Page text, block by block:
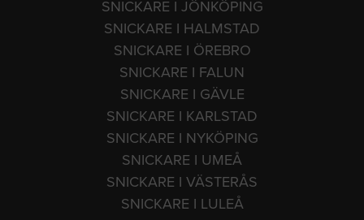
SNICKARE I JÖNKÖPING
SNICKARE I HALMSTAD
SNICKARE I ÖREBRO
SNICKARE I FALUN
SNICKARE I GÄVLE
SNICKARE I KARLSTAD
SNICKARE I NYKÖPING
SNICKARE I UMEÅ
SNICKARE I VÄSTERÅS
SNICKARE I LULEÅ